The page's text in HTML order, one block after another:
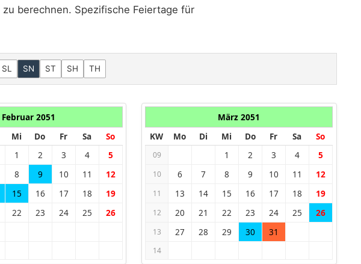
berechnen. Spezifische Feiertage für
SL SN ST SH TH
Februar 2051
Mi Do Fr Sa So
1 2 3 4 5
8 9 10 11 12
15 16 17 18 19
22 23 24 25 26
März 2051
KW
Mo Di Mi Do Fr Sa So
09 1 2 3 4 5
10 6 7 8 9 10 11 12
11 13 14 15 16 17 18 19
12 20 21 22 23 24 25 26
13 27 28 29 30 31
14